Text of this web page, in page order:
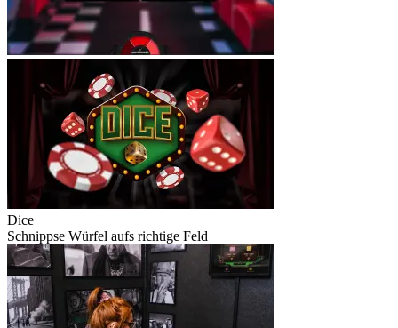
Dice
Schnippse Würfel aufs richtige Feld